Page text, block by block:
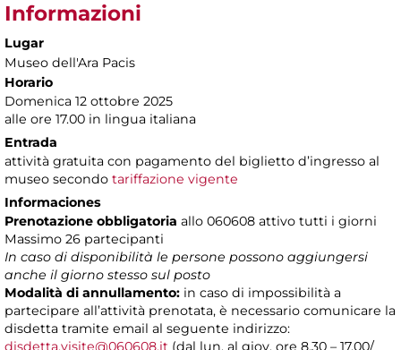
Informazioni
Lugar
Museo dell'Ara Pacis
Horario
Domenica 12 ottobre 2025
alle ore 17.00 in lingua italiana
Entrada
attività gratuita con pagamento del biglietto d’ingresso al
museo secondo tariffazione vigente
Informaciones
Prenotazione obbligatoria allo 060608 attivo tutti i giorni
Massimo 26 partecipanti
In caso di disponibilità le persone possono aggiungersi
anche il giorno stesso sul posto
Modalità di annullamento: in caso di impossibilità a
partecipare all’attività prenotata, è necessario comunicare la
disdetta tramite email al seguente indirizzo:
disdetta.visite@060608.it (dal lun. al giov. ore 8.30 – 17.00/